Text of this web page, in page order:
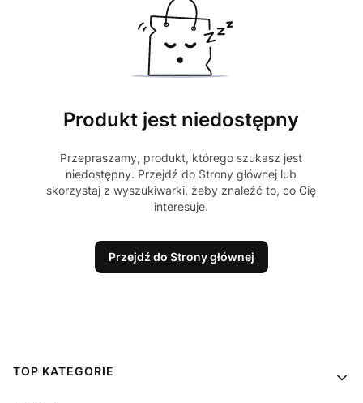
Produkt jest niedostępny
Przepraszamy, produkt, którego szukasz jest
niedostępny. Przejdź do Strony głównej lub
skorzystaj z wyszukiwarki, żeby znaleźć to, co Cię
interesuje.
Przejdź do Strony głównej
Linki w stopce
TOP KATEGORIE